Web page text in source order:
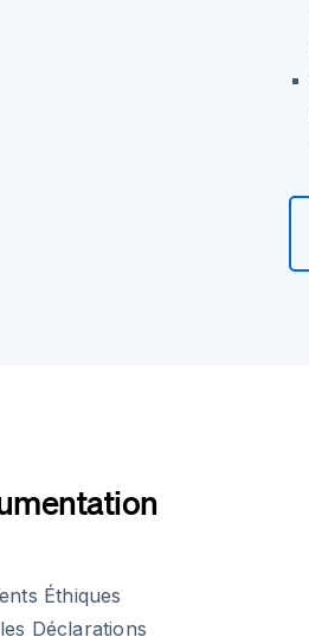
Éthiques
Déclarations